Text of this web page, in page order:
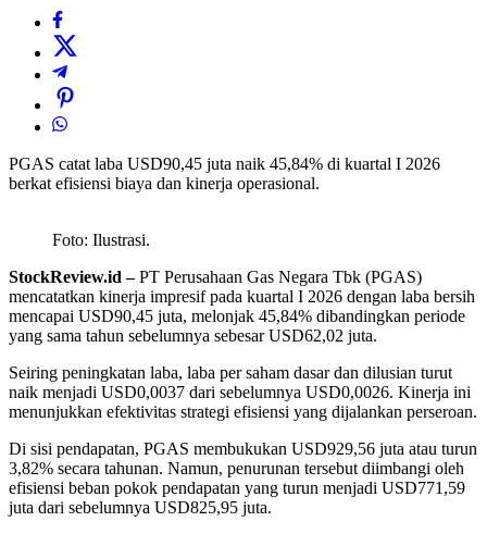
PGAS catat laba USD90,45 juta naik 45,84% di kuartal I 2026
berkat efisiensi biaya dan kinerja operasional.
Foto: Ilustrasi.
StockReview.id – PT Perusahaan Gas Negara Tbk (PGAS)
mencatatkan kinerja impresif pada kuartal I 2026 dengan laba bersih
mencapai USD90,45 juta, melonjak 45,84% dibandingkan periode
yang sama tahun sebelumnya sebesar USD62,02 juta.
Seiring peningkatan laba, laba per saham dasar dan dilusian turut
naik menjadi USD0,0037 dari sebelumnya USD0,0026. Kinerja ini
menunjukkan efektivitas strategi efisiensi yang dijalankan perseroan.
Di sisi pendapatan, PGAS membukukan USD929,56 juta atau turun
3,82% secara tahunan. Namun, penurunan tersebut diimbangi oleh
efisiensi beban pokok pendapatan yang turun menjadi USD771,59
juta dari sebelumnya USD825,95 juta.